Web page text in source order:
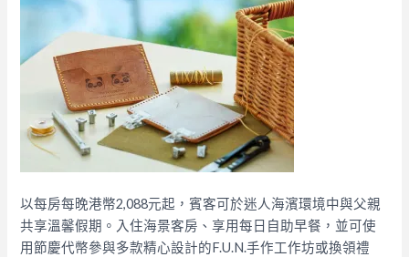
以每房每晚港幣2,088元起，賓客可於迷人海濱環境中與父親
共享溫馨假期。入住海景客房、享用每日自助早餐，並可使
用節慶代幣參與多款精心設計的F.U.N.手作工作坊或換領禮